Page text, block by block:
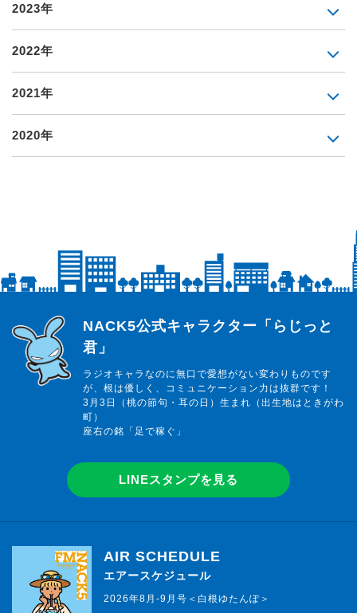
2023年
2022年
2021年
2020年
らじっと君
NACK5公式キャラクター「らじっと
君」
ラジオキャラなのに無口で愛想がない変わりものです
が、根は優しく、コミュニケーション力は抜群です！
3月3日（桃の節句・耳の日）生まれ（出生地はときがわ
町）
座右の銘「足で稼ぐ」
LINEスタンプを見る
AIR SCHEDULE
エアースケジュール
2026年8月-9月号＜白根ゆたんぽ＞